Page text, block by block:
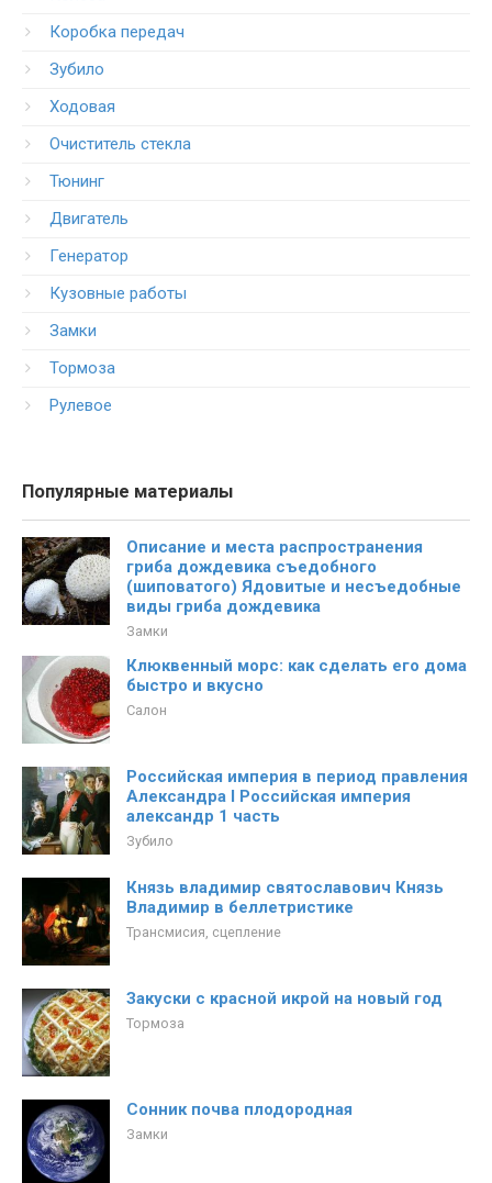
Коробка передач
Зубило
Ходовая
Очиститель стекла
Тюнинг
Двигатель
Генератор
Кузовные работы
Замки
Тормоза
Рулевое
Популярные материалы
Описание и места распространения
гриба дождевика съедобного
(шиповатого) Ядовитые и несъедобные
виды гриба дождевика
Замки
Клюквенный морс: как сделать его дома
быстро и вкусно
Салон
Российская империя в период правления
Александра I Российская империя
александр 1 часть
Зубило
Князь владимир святославович Князь
Владимир в беллетристике
Трансмисия, сцепление
Закуски с красной икрой на новый год
Тормоза
Сонник почва плодородная
Замки